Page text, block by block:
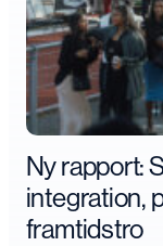
Ny rapport:
integration,
framtidstro